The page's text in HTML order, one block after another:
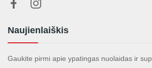
Naujienlaiškis
Gaukite pirmi apie ypatingas nuolaidas ir